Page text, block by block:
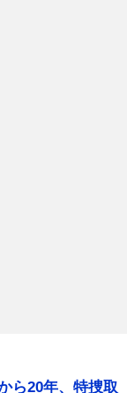
ら20年、特捜取